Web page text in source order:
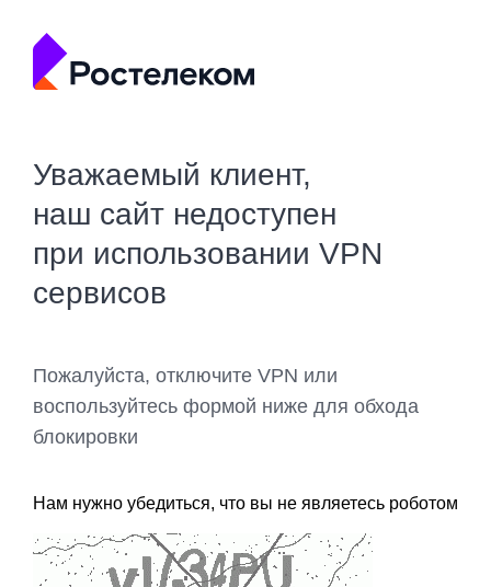
Уважаемый клиент,
наш сайт недоступен
при использовании VPN
сервисов
Пожалуйста, отключите VPN или
воспользуйтесь формой ниже для обхода
блокировки
Нам нужно убедиться, что вы не являетесь роботом